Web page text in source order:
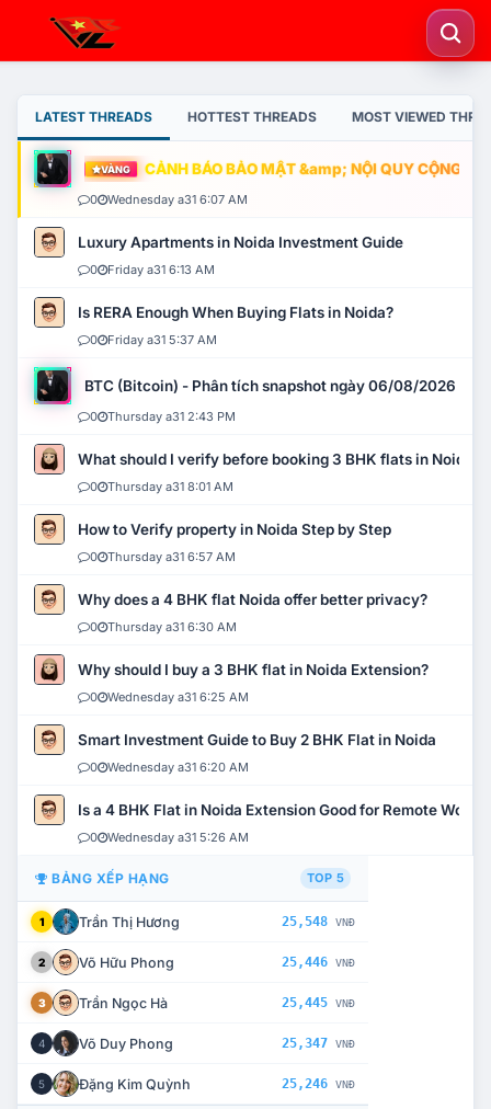
LATEST THREADS HOTTEST THREADS MOST VIEWED
VÀNG CẢNH BÁO BẢO MẬT &amp; NỘI QUY CỘNG
0 Wednesday a31 6:07 AM
Luxury Apartments in Noida Investment Guide
0 Friday a31 6:13 AM
Is RERA Enough When Buying Flats in Noida?
0 Friday a31 5:37 AM
BTC (Bitcoin) - Phân tích snapshot ngày 06/08/2026
0 Thursday a31 2:43 PM
What should I verify before booking 3 BHK flats in Noida?
0 Thursday a31 8:01 AM
How to Verify property in Noida Step by Step
0 Thursday a31 6:57 AM
Why does a 4 BHK flat Noida offer better privacy?
0 Thursday a31 6:30 AM
Why should I buy a 3 BHK flat in Noida Extension?
0 Wednesday a31 6:25 AM
Smart Investment Guide to Buy 2 BHK Flat in Noida
0 Wednesday a31 6:20 AM
Is a 4 BHK Flat in Noida Extension Good for Remote Work?
0 Wednesday a31 5:26 AM
BẢNG XẾP HẠNG TOP 5
1 Trần Thị Hương 25,548 VNĐ
2 Võ Hữu Phong 25,446 VNĐ
3 Trần Ngọc Hà 25,445 VNĐ
4 Võ Duy Phong 25,347 VNĐ
5 Đặng Kim Quỳnh 25,246 VNĐ